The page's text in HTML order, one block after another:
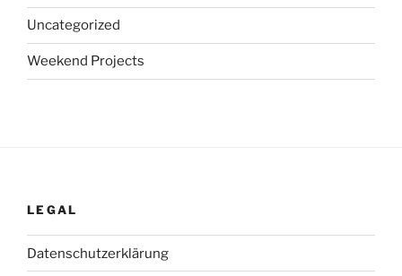
Uncategorized
Weekend Projects
LEGAL
Datenschutzerklärung